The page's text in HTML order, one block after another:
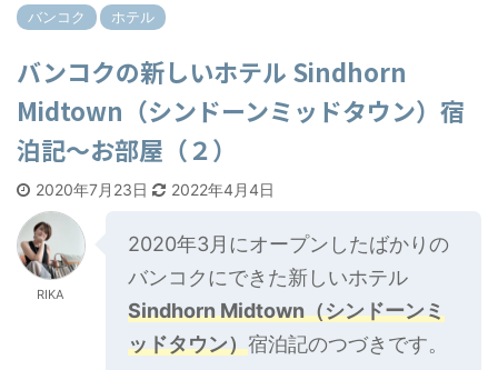
バンコク
ホテル
バンコクの新しいホテル Sindhorn
Midtown（シンドーンミッドタウン）宿
泊記～お部屋（２）
2020年7月23日 2022年4月4日
RIKA
2020年3月にオープンしたばかりの
バンコクにできた新しいホテル
Sindhorn Midtown（シンドーンミ
ッドタウン）宿泊記のつづきです。